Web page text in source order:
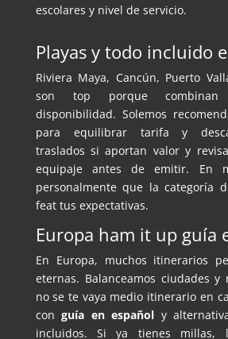
escolares y nivel de servicio.
Playas y todo incluido
Riviera Maya, Cancún, Puerto
son top porque combinan
disponibilidad. Solemos
para equilibrar tarifa y
traslados si aportan valor y
equipaje antes de emitir. En
personalmente que la categoría
feat tus expectativas.
Europa ham it up guía
En Europa, muchos itinerarios
eternas. Balanceamos ciudades
no se te vaya medio itinerario en
conguía en español y
incluidos. Si ya tienes millas,